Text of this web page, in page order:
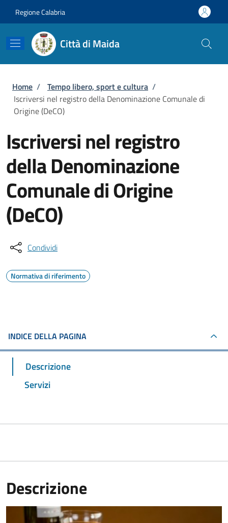
Regione Calabria
Città di Maida
Briciole di pane
Home / Tempo libero, sport e cultura /
Iscriversi nel registro della Denominazione Comunale di
Origine (DeCO)
Iscriversi nel registro
della Denominazione
Comunale di Origine
(DeCO)
Condividi
Normativa di riferimento
INDICE DELLA PAGINA
Descrizione
Servizi
Descrizione